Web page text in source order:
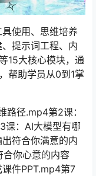
使用、思维培养
提示词工程、内
15大核心模块，通
帮助学员从0到1掌
路径.mp4第2课：
课：AI大模型有哪
符合你满意的内
合你心意的内容
课件PPT.mp4第7